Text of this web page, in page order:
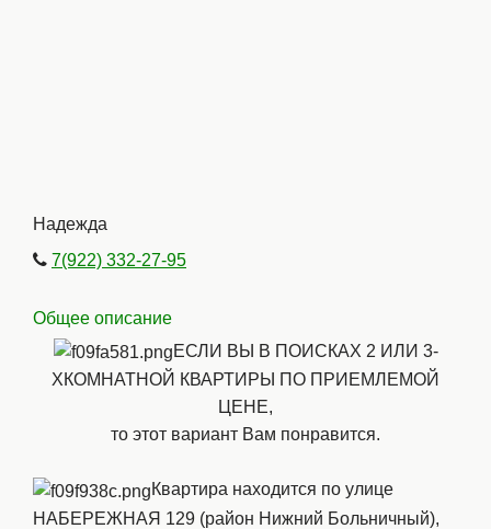
Надежда
7(922) 332-27-95
Общее описание
ЕСЛИ ВЫ В ПОИСКАХ 2 ИЛИ 3-
ХКОМНАТНОЙ КВАРТИРЫ ПО ПРИЕМЛЕМОЙ
ЦЕНЕ,
то этот вариант Вам понравится.
Квартира находится по улице
НАБЕРЕЖНАЯ 129 (район Нижний Больничный),